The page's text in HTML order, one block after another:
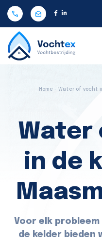
Home - Water of vocht
Water
in de
Voor elk
de kelder bieden